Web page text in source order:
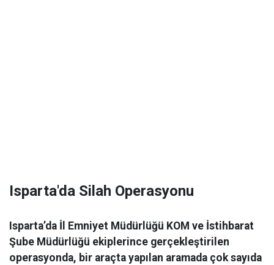
Isparta'da Silah Operasyonu
Isparta’da İl Emniyet Müdürlüğü KOM ve İstihbarat
Şube Müdürlüğü ekiplerince gerçekleştirilen
operasyonda, bir araçta yapılan aramada çok sayıda